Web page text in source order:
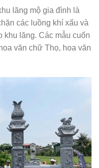
lăng mộ gia đình là
các luồng khí xấu và
khu lăng. Các mẫu cuốn
văn chữ Thọ, hoa văn